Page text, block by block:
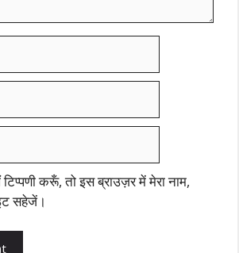
करूँ, तो इस ब्राउज़र में मेरा नाम,
सहेजें।